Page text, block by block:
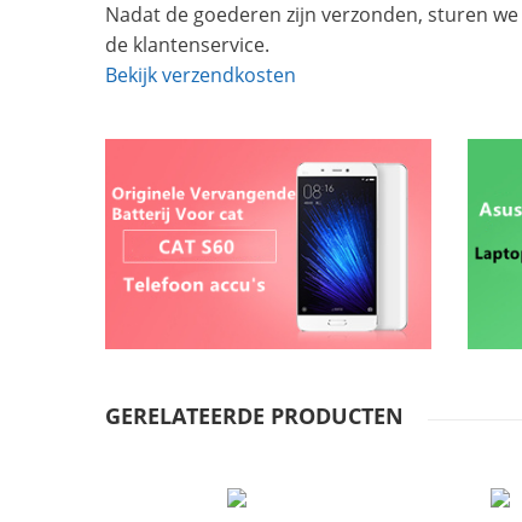
Nadat de goederen zijn verzonden, sturen
de klantenservice.
Bekijk verzendkosten
GERELATEERDE PRODUCTEN